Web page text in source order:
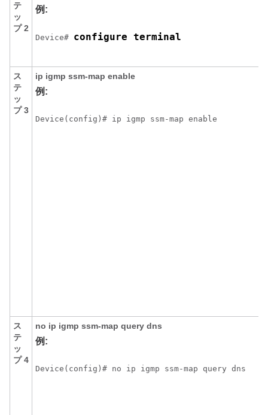
テ
ッ
プ 2
例:
Device# configure terminal
ス
テ
ッ
プ 3
ip igmp ssm-map enable
例:
Device(config)# ip igmp ssm-map enable
ス
テ
ッ
プ 4
no ip igmp ssm-map query dns
例:
Device(config)# no ip igmp ssm-map query dns